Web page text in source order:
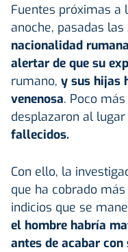
Fuentes próximas a
anoche, pasadas las
nacionalidad
alertar de que su
rumano, y sus hijas
venenosa. Poco
desplazaron al lugar
fallecidos.
Con ello, la
que ha cobrado
indicios que se
el hombre habría
antes de acabar